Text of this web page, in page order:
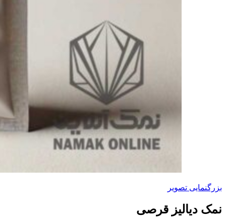
بزرگنمایی تصویر
نمک دیالیز قرصی